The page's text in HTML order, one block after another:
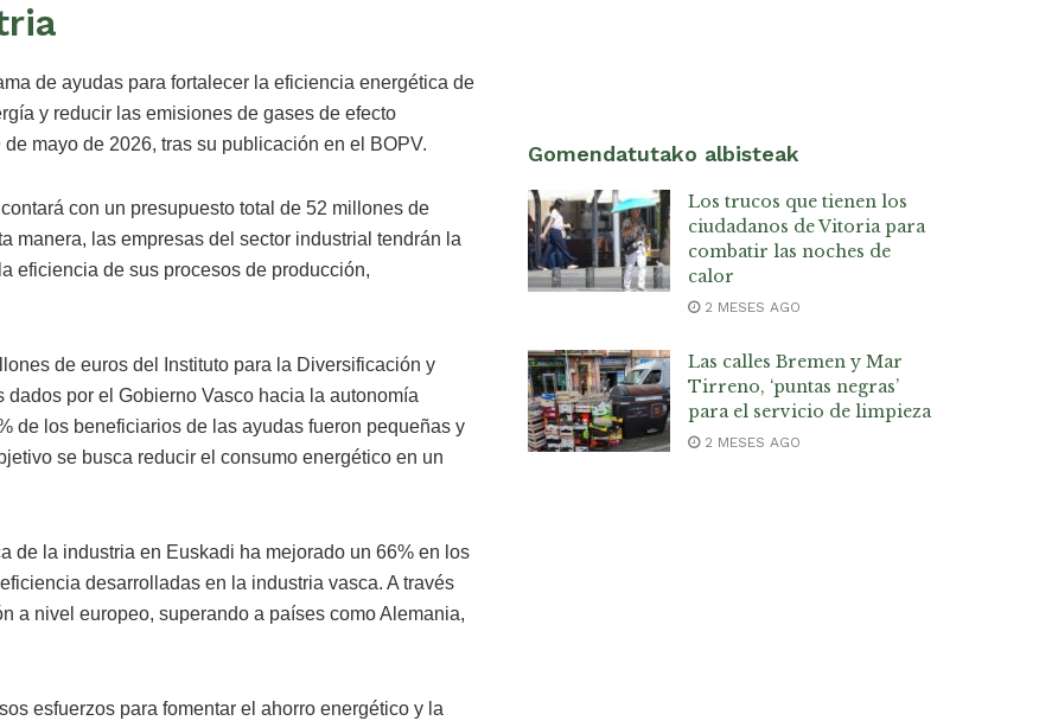
de ayudas para fortalecer la eficiencia energética de
y reducir las emisiones de gases de efecto
mayo de 2026, tras su publicación en el BOPV.
con un presupuesto total de 52 millones de
manera, las empresas del sector industrial tendrán la
eficiencia de sus procesos de producción,
de euros del Instituto para la Diversificación y
por el Gobierno Vasco hacia la autonomía
de los beneficiarios de las ayudas fueron pequeñas y
se busca reducir el consumo energético en un
de la industria en Euskadi ha mejorado un 66% en los
desarrolladas en la industria vasca. A través
a nivel europeo, superando a países como Alemania,
esfuerzos para fomentar el ahorro energético y la
Gomendatutako albisteak
Los trucos que tienen los
ciudadanos de Vitoria para
combatir las noches de
calor
2 MESES AGO
Las calles Bremen y Mar
Tirreno, ‘puntas negras’
para el servicio de limpieza
2 MESES AGO